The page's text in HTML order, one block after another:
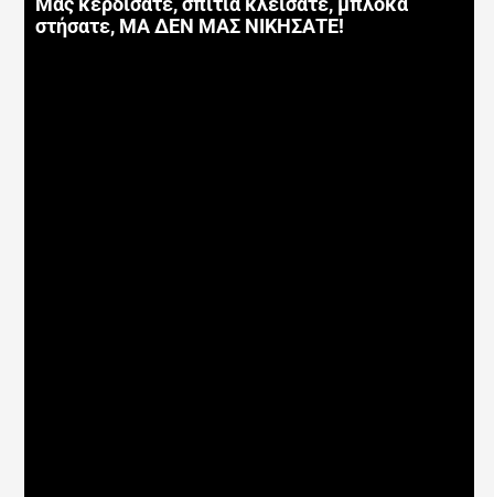
Μας κερδίσατε, σπίτια κλείσατε, μπλόκα
στήσατε, ΜΑ ΔΕΝ ΜΑΣ ΝΙΚΗΣΑΤΕ!